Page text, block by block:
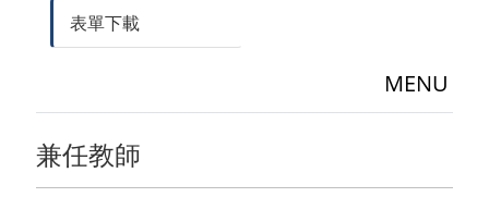
表單下載
MENU
兼任教師